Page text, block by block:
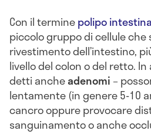
Con il terminepolipo
piccolo gruppo di cellule che
rivestimento dell’intestino,
livello del colon o del retto. In
detti ancheadenomi –
lentamente (in genere 5-10
cancro oppure provocare
sanguinamento o anche